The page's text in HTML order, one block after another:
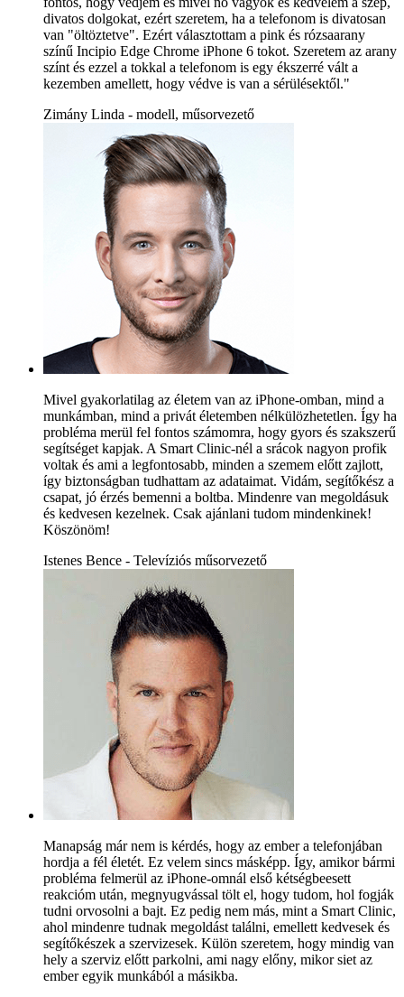
divatos dolgokat, ezért szeretem, ha a telefonom is divatosan
van "öltöztetve". Ezért választottam a pink és rózsaarany
színű Incipio Edge Chrome iPhone 6 tokot. Szeretem az arany
színt és ezzel a tokkal a telefonom is egy ékszerré vált a
kezemben amellett, hogy védve is van a sérülésektől."
Zimány Linda - modell, műsorvezető
Mivel gyakorlatilag az életem van az iPhone-omban, mind a
munkámban, mind a privát életemben nélkülözhetetlen. Így ha
probléma merül fel fontos számomra, hogy gyors és szakszerű
segítséget kapjak. A Smart Clinic-nél a srácok nagyon profik
voltak és ami a legfontosabb, minden a szemem előtt zajlott,
így biztonságban tudhattam az adataimat. Vidám, segítőkész a
csapat, jó érzés bemenni a boltba. Mindenre van megoldásuk
és kedvesen kezelnek. Csak ajánlani tudom mindenkinek!
Köszönöm!
Istenes Bence - Televíziós műsorvezető
Manapság már nem is kérdés, hogy az ember a telefonjában
hordja a fél életét. Ez velem sincs másképp. Így, amikor bármi
probléma felmerül az iPhone-omnál első kétségbeesett
reakcióm után, megnyugvással tölt el, hogy tudom, hol fogják
tudni orvosolni a bajt. Ez pedig nem más, mint a Smart Clinic,
ahol mindenre tudnak megoldást találni, emellett kedvesek és
segítőkészek a szervizesek. Külön szeretem, hogy mindig van
hely a szerviz előtt parkolni, ami nagy előny, mikor siet az
ember egyik munkából a másikba.